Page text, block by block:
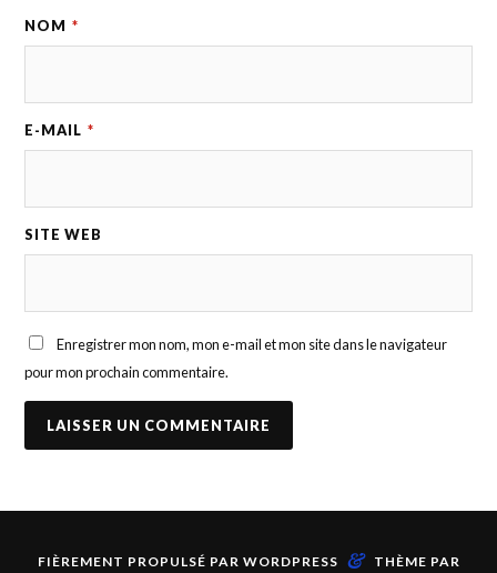
NOM *
E-MAIL *
SITE WEB
Enregistrer mon nom, mon e-mail et mon site dans le navigateur
pour mon prochain commentaire.
FIÈREMENT PROPULSÉ PAR WORDPRESS & THÈME PAR